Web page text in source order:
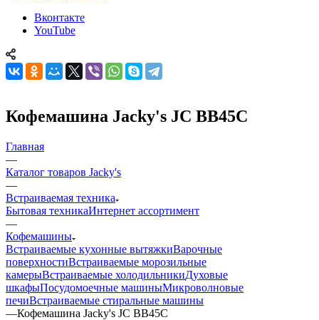
Вконтакте
YouTube
Кофемашина Jacky's JC BB45C
Главная
—
Каталог товаров Jacky's
—
Встраиваемая техника
Бытовая техникаИнтернет ассортимент
—
Кофемашины
Встраиваемые кухонные вытяжкиВарочные
поверхностиВстраиваемые морозильные
камерыВстраиваемые холодильникиДуховые
шкафыПосудомоечные машиныМикроволновые
печиВстраиваемые стиральные машины
—Кофемашина Jacky's JC BB45C